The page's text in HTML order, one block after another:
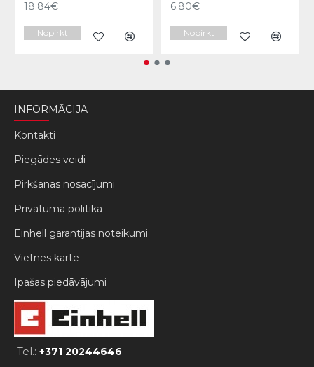
18.84€
Nopirkt
6.80€
Nopirkt
INFORMĀCIJA
Kontakti
Piegādes veidi
Pirkšanas nosacījumi
Privātuma politika
Einhell garantijas noteikumi
Vietnes karte
Ipašas piedāvājumi
Tel.: +371 20244646